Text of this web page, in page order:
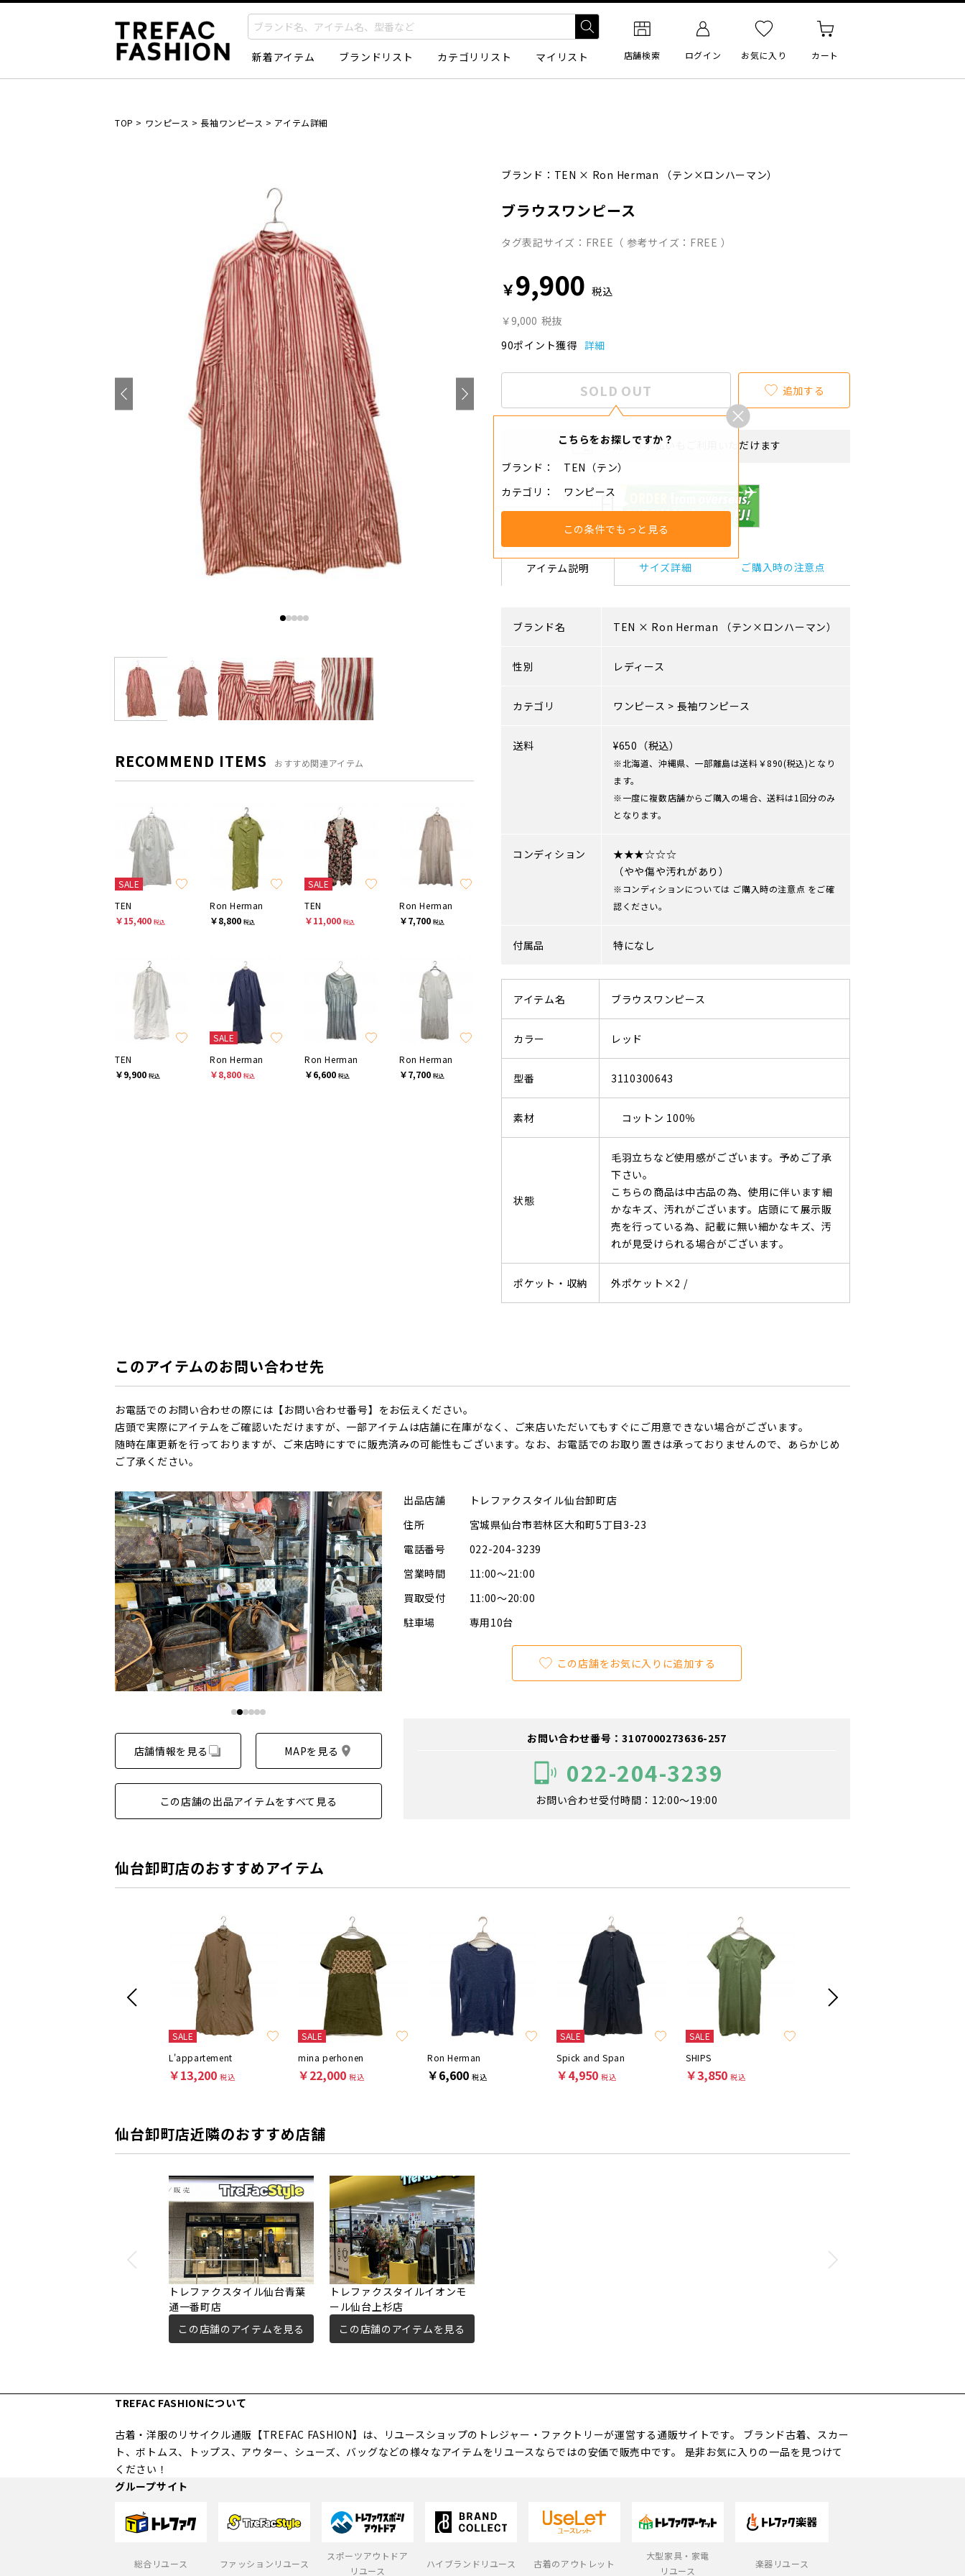
新着アイテム ブランドリスト カテゴリリスト マイリスト 店舗検索 ログイン お気に入り カート
TOP > ワンピース > 長袖ワンピース > アイテム詳細
RECOMMEND ITEMS おすすめ関連アイテム
SALE
TEN
￥15,400 税込
Ron Herman
￥8,800 税込
SALE
TEN
￥11,000 税込
Ron Herman
￥7,700 税込
TEN
￥9,900 税込
SALE
Ron Herman
￥8,800 税込
Ron Herman
￥6,600 税込
Ron Herman
￥7,700 税込
ブランド： TEN × Ron Herman （テン×ロンハーマン）
ブラウスワンピース
タグ表記サイズ：FREE（ 参考サイズ：FREE ）
￥9,900 税込
￥9,000 税抜
90ポイント獲得 詳細
SOLD OUT
こちらをお探しですか？
ブランド
TEN（テン）
カテゴリ
ワンピース
この条件でもっと見る
追加する
分割・リボ払いもご利用いただけます
アイテム説明 サイズ詳細 ご購入時の注意点
ブランド名 TEN × Ron Herman （テン×ロンハーマン）
性別 レディース
カテゴリ ワンピース > 長袖ワンピース
送料 ¥650（税込）
※北海道、沖縄県、一部離島は送料￥890(税込)となり
ます。
※一度に複数店舗からご購入の場合、送料は1回分のみ
となります。
コンディション
★★★☆☆☆
（やや傷や汚れがあり）
※コンディションについては ご購入時の注意点 をご確
認ください。
付属品 特になし
アイテム名 ブラウスワンピース
カラー レッド
型番 3110300643
素材 コットン 100％
状態
毛羽立ちなど使用感がございます。予めご了承
下さい。
こちらの商品は中古品の為、使用に伴います細
かなキズ、汚れがございます。店頭にて展示販
売を行っている為、記載に無い細かなキズ、汚
れが見受けられる場合がございます。
ポケット・収納 外ポケット×2 /
このアイテムのお問い合わせ先
お電話でのお問い合わせの際には【お問い合わせ番号】をお伝えください。
店頭で実際にアイテムをご確認いただけますが、一部アイテムは店舗に在庫がなく、ご来店いただいてもすぐにご用意できない場合がございます。
随時在庫更新を行っておりますが、ご来店時にすでに販売済みの可能性もございます。なお、お電話でのお取り置きは承っておりませんので、あらかじめ
ご了承ください。
店舗情報を見る MAPを見る
この店舗の出品アイテムをすべて見る
出品店舗
トレファクスタイル仙台卸町店
住所
宮城県仙台市若林区大和町5丁目3-23
電話番号
022-204-3239
営業時間
11:00～21:00
買取受付
11:00～20:00
駐車場
専用10台
この店舗をお気に入りに追加する
お問い合わせ番号：3107000273636-257
022-204-3239
お問い合わせ受付時間：12:00～19:00
仙台卸町店のおすすめアイテム
SALE
L'appartement
￥13,200 税込
SALE
mina perhonen
￥22,000 税込
Ron Herman
￥6,600 税込
SALE
Spick and Span
￥4,950 税込
SALE
SHIPS
￥3,850 税込
仙台卸町店近隣のおすすめ店舗
トレファクスタイル仙台青葉
通一番町店
この店舗のアイテムを見る
トレファクスタイルイオンモ
ール仙台上杉店
この店舗のアイテムを見る
TREFAC FASHIONについて
古着・洋服のリサイクル通販【TREFAC FASHION】は、リユースショップのトレジャー・ファクトリーが運営する通販サイトです。 ブランド古着、スカー
ト、ボトムス、トップス、アウター、シューズ、バッグなどの様々なアイテムをリユースならではの安価で販売中です。 是非お気に入りの一品を見つけて
ください！
グループサイト
総合リユース ファッションリユース
スポーツアウトドア
リユース
ハイブランドリユース 古着のアウトレット
大型家具・家電
リユース
楽器リユース